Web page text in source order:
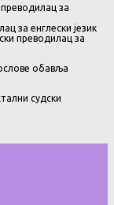
за
за енглески језик
преводилац за
обавља
судски